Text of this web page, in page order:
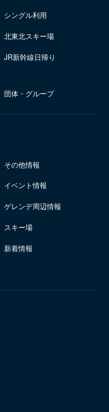
シングル利用
北東北スキー場
JR新幹線日帰り
団体・グループ
その他情報
イベント情報
ゲレンデ周辺情報
スキー場
新着情報